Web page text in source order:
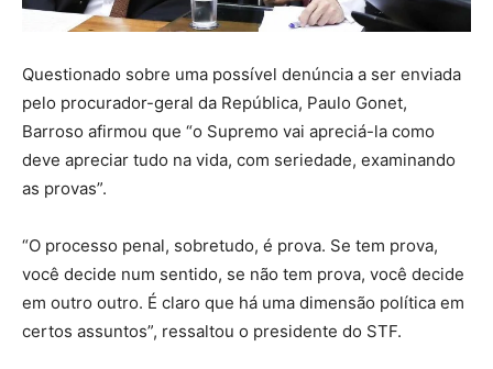
Questionado sobre uma possível denúncia a ser enviada
pelo procurador-geral da República, Paulo Gonet,
Barroso afirmou que “o Supremo vai apreciá-la como
deve apreciar tudo na vida, com seriedade, examinando
as provas”.
“O processo penal, sobretudo, é prova. Se tem prova,
você decide num sentido, se não tem prova, você decide
em outro outro. É claro que há uma dimensão política em
certos assuntos”, ressaltou o presidente do STF.